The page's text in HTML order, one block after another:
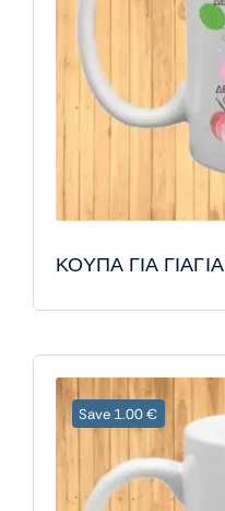
ΚΟΥΠΑ ΓΙΑ ΓΙΑΓΙΑ
Save 1.00 €